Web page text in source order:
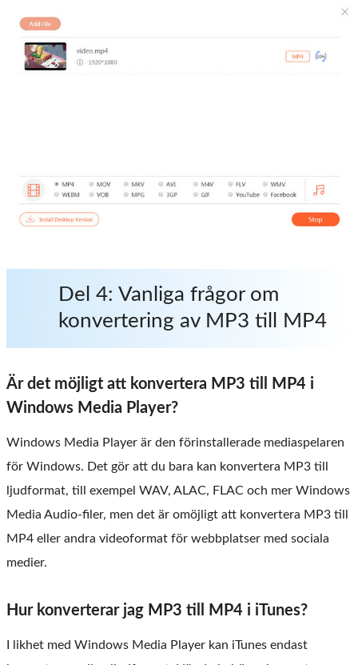
Del 4: Vanliga frågor om
konvertering av MP3 till MP4
Är det möjligt att konvertera MP3 till MP4 i
Windows Media Player?
Windows Media Player är den förinstallerade mediaspelaren
för Windows. Det gör att du bara kan konvertera MP3 till
ljudformat, till exempel WAV, ALAC, FLAC och mer Windows
Media Audio-filer, men det är omöjligt att konvertera MP3 till
MP4 eller andra videoformat för webbplatser med sociala
medier.
Hur konverterar jag MP3 till MP4 i iTunes?
I likhet med Windows Media Player kan iTunes endast